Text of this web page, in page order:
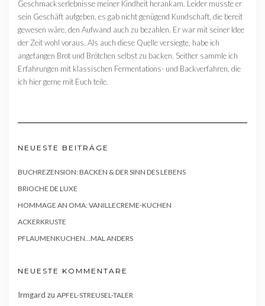
Geschmackserlebnisse meiner Kindheit herankam. Leider musste er
sein Geschäft aufgeben, es gab nicht genügend Kundschaft, die bereit
gewesen wäre, den Aufwand auch zu bezahlen. Er war mit seiner Idee
der Zeit wohl voraus. Als auch diese Quelle versiegte, habe ich
angefangen Brot und Brötchen selbst zu backen. Seither sammle ich
Erfahrungen mit klassischen Fermentations- und Backverfahren, die
ich hier gerne mit Euch teile.
NEUESTE BEITRÄGE
BUCHREZENSION: BACKEN & DER SINN DES LEBENS
BRIOCHE DE LUXE
HOMMAGE AN OMA: VANILLECREME-KUCHEN
ACKERKRUSTE
PFLAUMENKUCHEN…MAL ANDERS
NEUESTE KOMMENTARE
Irmgard zu APFEL-STREUSEL-TALER